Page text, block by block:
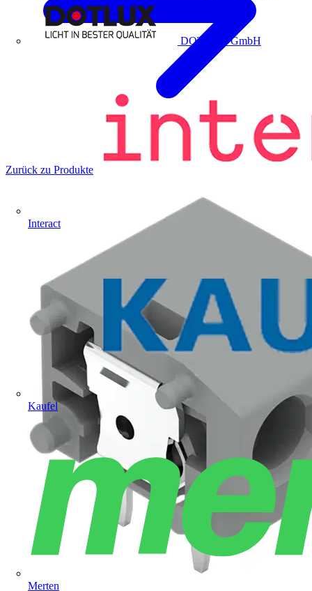
DOTLUX GmbH
Interact
Kaufel
Merten
Zurück zu Produkte